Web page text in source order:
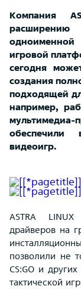
Компания
одноименной
игровой
сегодня
создания
подходящей
например,
мультимедиа-
видеоигр.
ASTRA
драйверов на
позволили не
CS:GO и
тактической